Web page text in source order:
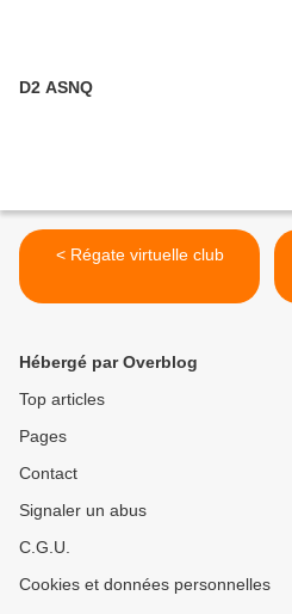
D2 ASNQ
< Régate virtuelle club
Hébergé par Overblog
Top articles
Pages
Contact
Signaler un abus
C.G.U.
Cookies et données personnelles